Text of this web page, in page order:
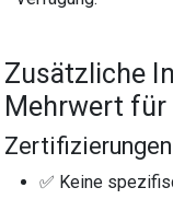
Zusätzliche
Mehrwert für
✅ Keine